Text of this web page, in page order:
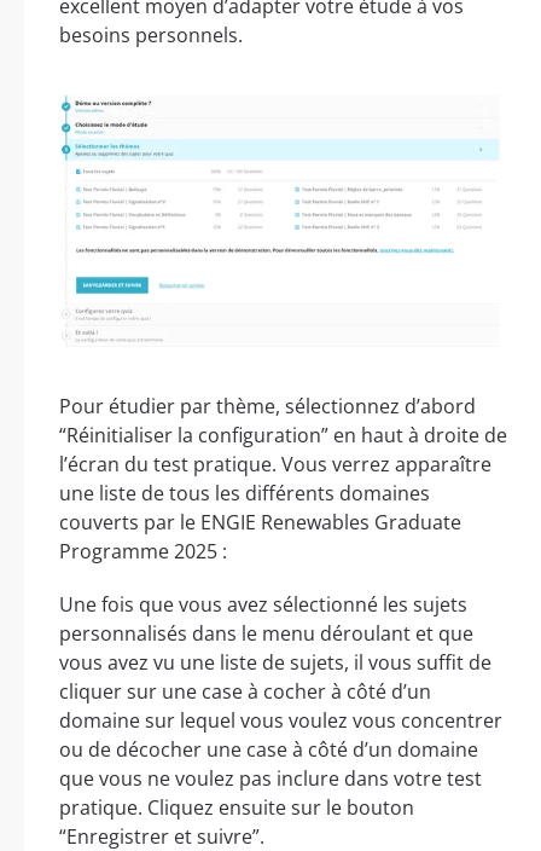
excellent moyen d’adapter votre étude à vos
besoins personnels.
Pour étudier par thème, sélectionnez d’abord
“Réinitialiser la configuration” en haut à droite de
l’écran du test pratique. Vous verrez apparaître
une liste de tous les différents domaines
couverts par le ENGIE Renewables Graduate
Programme 2025 :
Une fois que vous avez sélectionné les sujets
personnalisés dans le menu déroulant et que
vous avez vu une liste de sujets, il vous suffit de
cliquer sur une case à cocher à côté d’un
domaine sur lequel vous voulez vous concentrer
ou de décocher une case à côté d’un domaine
que vous ne voulez pas inclure dans votre test
pratique. Cliquez ensuite sur le bouton
“Enregistrer et suivre”.